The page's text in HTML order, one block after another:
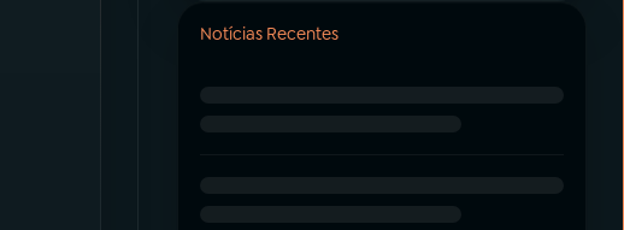
Notícias Recentes